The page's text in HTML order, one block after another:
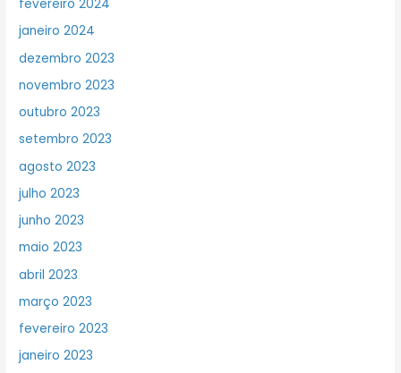
fevereiro 2024
janeiro 2024
dezembro 2023
novembro 2023
outubro 2023
setembro 2023
agosto 2023
julho 2023
junho 2023
maio 2023
abril 2023
março 2023
fevereiro 2023
janeiro 2023